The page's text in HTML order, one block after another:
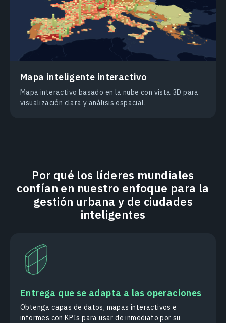
Mapa inteligente interactivo
Mapa interactivo basado en la nube con vista 3D para
visualización clara y análisis espacial.
Por qué los líderes mundiales
confían en nuestro enfoque para la
gestión urbana y de ciudades
inteligentes
Entrega que se adapta a las operaciones
Obtenga capas de datos, mapas interactivos e
informes con KPIs para usar de inmediato por su